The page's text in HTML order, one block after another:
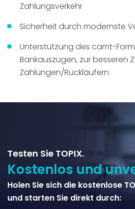
Zahlungsverkehr
Sicherheit durch modernste
Unterstützung des camt-
Bankauszügen, zur besseren
Zahlungen/Rückläufern
Testen Sie TOPIX.
Kostenlos und
Holen Sie sich die kostenlose
und starten Sie direkt durch: